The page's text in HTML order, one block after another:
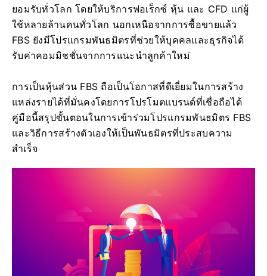
ยอมรับทั่วโลก โดยให้บริการฟอเร็กซ์ หุ้น และ CFD แก่ผู้
ใช้หลายล้านคนทั่วโลก นอกเหนือจากการซื้อขายแล้ว
FBS ยังมีโปรแกรมพันธมิตรที่ช่วยให้บุคคลและธุรกิจได้
รับค่าคอมมิชชั่นจากการแนะนำลูกค้าใหม่
การเป็นหุ้นส่วน FBS ถือเป็นโอกาสที่ดีเยี่ยมในการสร้าง
แหล่งรายได้ที่มั่นคงโดยการโปรโมตแบรนด์ที่เชื่อถือได้
คู่มือนี้สรุปขั้นตอนในการเข้าร่วมโปรแกรมพันธมิตร FBS
และวิธีการสร้างตัวเองให้เป็นพันธมิตรที่ประสบความ
สำเร็จ